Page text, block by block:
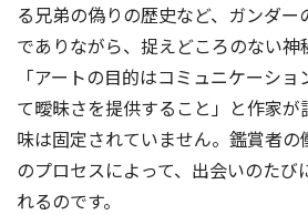
る兄弟の偽りの歴史など、ガンダ
でありながら、捉えどころのない神
「アートの目的はコミュニケーシ
て曖昧さを提供すること」と作家
味は固定されていません。鑑賞者の
のプロセスによって、出会いのたび
れるのです。